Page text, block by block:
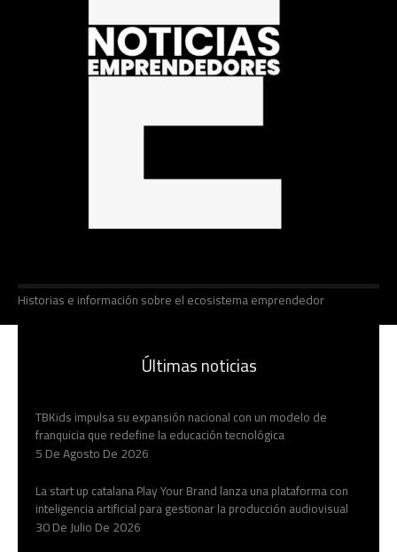
Historias e información sobre el ecosistema emprendedor
Últimas noticias
TBKids impulsa su expansión nacional con un modelo de
franquicia que redefine la educación tecnológica
5 De Agosto De 2026
La start up catalana Play Your Brand lanza una plataforma con
inteligencia artificial para gestionar la producción audiovisual
30 De Julio De 2026